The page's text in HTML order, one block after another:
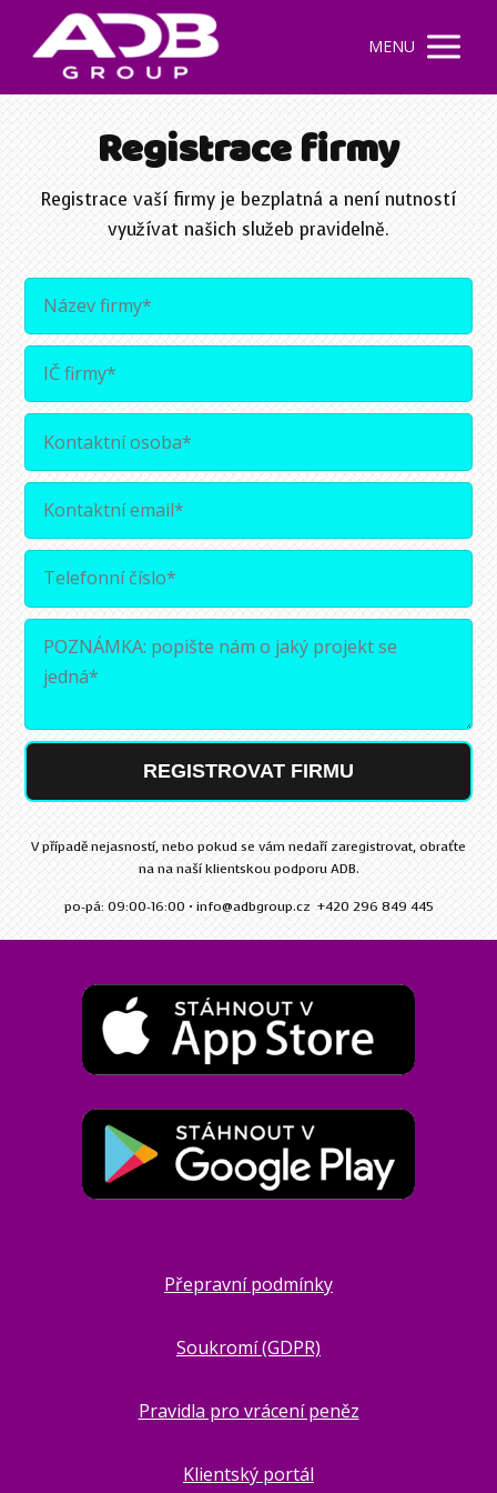
MENU
Registrace firmy
Registrace vaší firmy je bezplatná a není nutností
využívat našich služeb pravidelně.
REGISTROVAT FIRMU
V případě nejasností, nebo pokud se vám nedaří zaregistrovat, obraťte
na na naší klientskou podporu ADB.
po-pá: 09:00-16:00 • info@adbgroup.cz +420 296 849 445
Přepravní podmínky
Soukromí (GDPR)
Pravidla pro vrácení peněz
Klientský portál